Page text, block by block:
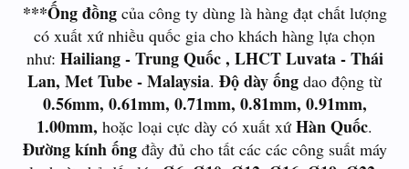
***Ống đồngcủa công ty dùng là hàng đạt chất lượng
có xuất xứ nhiều quốc gia cho khách hàng lựa chọn
như: Hailiang - Trung Quốc , LHCT Luvata - Thái
Lan, Met Tube - Malaysia. Độ dày ống dao động từ
0.56mm, 0.61mm, 0.71mm, 0.81mm, 0.91mm,
1.00mm, hoặc loại cực dày có xuất xứHàn Quốc.
Đường kính ốngđầy đủ cho tất các các công suất máy